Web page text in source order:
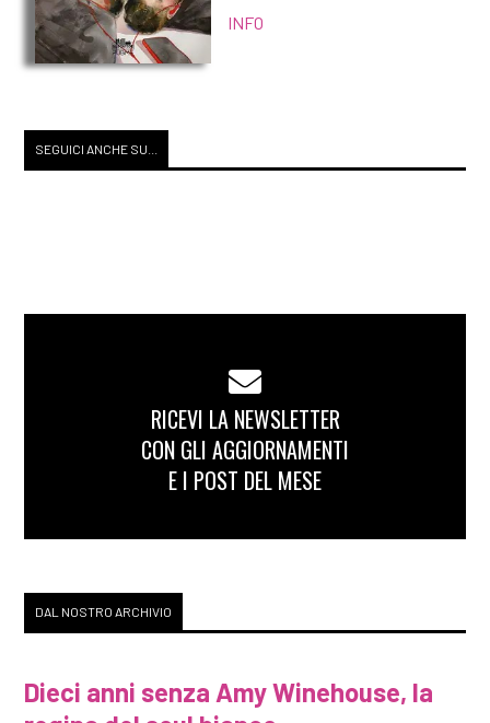
INFO
SEGUICI ANCHE SU...
RICEVI LA NEWSLETTER
CON GLI AGGIORNAMENTI
E I POST DEL MESE
DAL NOSTRO ARCHIVIO
Dieci anni senza Amy Winehouse, la